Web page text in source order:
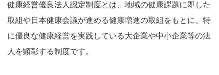
健康経営優良法人認定制度とは、地域の健康課題に即した
取組や日本健康会議が進める健康増進の取組をもとに、特
に優良な健康経営を実践している大企業や中小企業等の法
人を顕彰する制度です。